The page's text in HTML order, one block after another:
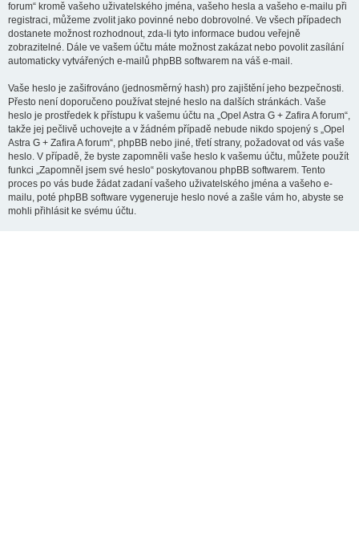
forum“ kromě vašeho uživatelského jména, vašeho hesla a vašeho e-mailu při
registraci, můžeme zvolit jako povinné nebo dobrovolné. Ve všech případech
dostanete možnost rozhodnout, zda-li tyto informace budou veřejně
zobrazitelné. Dále ve vašem účtu máte možnost zakázat nebo povolit zasílání
automaticky vytvářených e-mailů phpBB softwarem na váš e-mail.
Vaše heslo je zašifrováno (jednosměrný hash) pro zajištění jeho bezpečnosti.
Přesto není doporučeno používat stejné heslo na dalších stránkách. Vaše
heslo je prostředek k přístupu k vašemu účtu na „Opel Astra G + Zafira A forum“,
takže jej pečlivě uchovejte a v žádném případě nebude nikdo spojený s „Opel
Astra G + Zafira A forum“, phpBB nebo jiné, třetí strany, požadovat od vás vaše
heslo. V případě, že byste zapomněli vaše heslo k vašemu účtu, můžete použít
funkci „Zapomněl jsem své heslo“ poskytovanou phpBB softwarem. Tento
proces po vás bude žádat zadaní vašeho uživatelského jména a vašeho e-
mailu, poté phpBB software vygeneruje heslo nové a zašle vám ho, abyste se
mohli přihlásit ke svému účtu.